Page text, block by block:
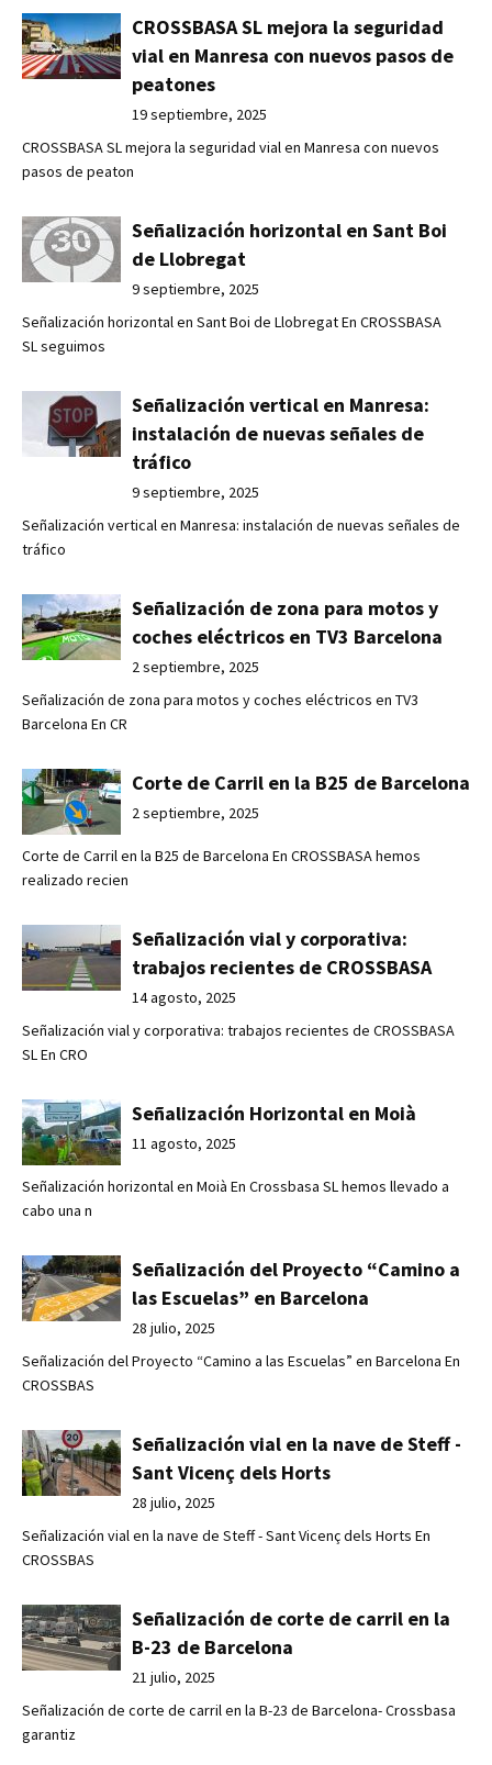
CROSSBASA SL mejora la seguridad
vial en Manresa con nuevos pasos de
peatones
19 septiembre, 2025
CROSSBASA SL mejora la seguridad vial en Manresa con nuevos
pasos de peaton
Señalización horizontal en Sant Boi
de Llobregat
9 septiembre, 2025
Señalización horizontal en Sant Boi de Llobregat En CROSSBASA
SL seguimos
Señalización vertical en Manresa:
instalación de nuevas señales de
tráfico
9 septiembre, 2025
Señalización vertical en Manresa: instalación de nuevas señales de
tráfico
Señalización de zona para motos y
coches eléctricos en TV3 Barcelona
2 septiembre, 2025
Señalización de zona para motos y coches eléctricos en TV3
Barcelona En CR
Corte de Carril en la B25 de Barcelona
2 septiembre, 2025
Corte de Carril en la B25 de Barcelona En CROSSBASA hemos
realizado recien
Señalización vial y corporativa:
trabajos recientes de CROSSBASA
14 agosto, 2025
Señalización vial y corporativa: trabajos recientes de CROSSBASA
SL En CRO
Señalización Horizontal en Moià
11 agosto, 2025
Señalización horizontal en Moià En Crossbasa SL hemos llevado a
cabo una n
Señalización del Proyecto “Camino a
las Escuelas” en Barcelona
28 julio, 2025
Señalización del Proyecto “Camino a las Escuelas” en Barcelona En
CROSSBAS
Señalización vial en la nave de Steff -
Sant Vicenç dels Horts
28 julio, 2025
Señalización vial en la nave de Steff - Sant Vicenç dels Horts En
CROSSBAS
Señalización de corte de carril en la
B-23 de Barcelona
21 julio, 2025
Señalización de corte de carril en la B-23 de Barcelona- Crossbasa
garantiz